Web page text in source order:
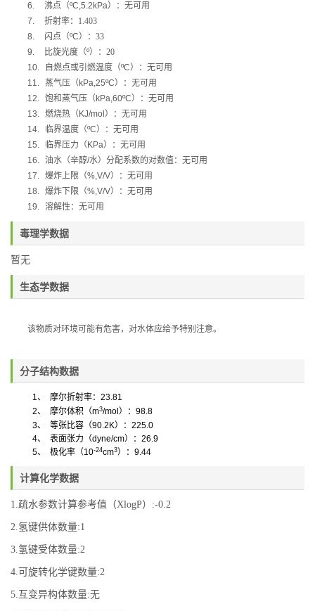
6.
沸点（ºC,5.2kPa）：无可用
7.
折射率：1.403
8.
闪点（ºC）：33
9.
比旋光度（º）：20
10.
自燃点或引燃温度（ºC）：无可用
11.
蒸气压（ kPa,25ºC）：无可用
12. 饱和蒸气压（ kPa,60ºC）：无可用
13. 燃烧热（ KJ/mol ）：无可用
14.
临界温度（ºC）：无可用
15.
临界压力（ KPa）：无可用
16. 油水（辛醇/水）分配系数的对数值：无可用
17. 爆炸上限（%,V/V）：无可用
18. 爆炸下限（%,V/V）：无可用
19. 溶解性：无可用
毒理学数据
暂无
生态学数据
该物质对环境可能有危害，对水体应给予特别注意。
分子结构数据
1、 摩尔折射率： 23.81
2、 摩尔体积（m3/mol ） ： 98.8
3、 等张比容（90.2K）： 225.0
4、 表面张力 （dyne/cm） ： 26.9
5、 极化率（10-24cm3） ： 9.44
计算化学数据
1.疏水参数计算参考值（XlogP）:-0.2
2.氢键供体数量:1
3.氢键受体数量:2
4.可旋转化学键数量:2
5.互变异构体数量:无